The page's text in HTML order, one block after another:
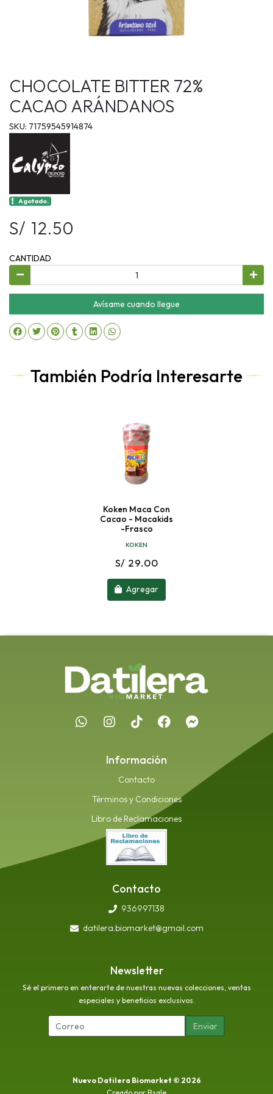
CHOCOLATE BITTER 72%
CACAO ARÁNDANOS
SKU: 71759545914874
Agotado.
S/ 12.50
CANTIDAD
Avísame cuando llegue
También Podría Interesarte
Koken Maca Con
Cacao - Macakids
-frasco
KOKEN
S/ 29.00
Agregar
Información
Contacto
Términos y Condiciones
Libro de Reclamaciones
Contacto
936997138
datilera.biomarket@gmail.com
Newsletter
Sé el primero en enterarte de nuestras nuevas colecciones, ventas
especiales y beneficios exclusivos.
Enviar
Nuevo Datilera Biomarket © 2026